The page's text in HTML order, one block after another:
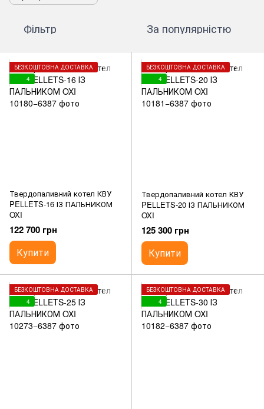
Фільтр За популярністю
БЕЗКОШТОВНА ДОСТАВКА
4
Твердопаливний котел КВУ
PELLETS-16 ІЗ ПАЛЬНИКОМ
OXI
122 700 грн
Купити
БЕЗКОШТОВНА ДОСТАВКА
4
Твердопаливний котел КВУ
PELLETS-20 ІЗ ПАЛЬНИКОМ
OXI
125 300 грн
Купити
БЕЗКОШТОВНА ДОСТАВКА
4
БЕЗКОШТОВНА ДОСТАВКА
4